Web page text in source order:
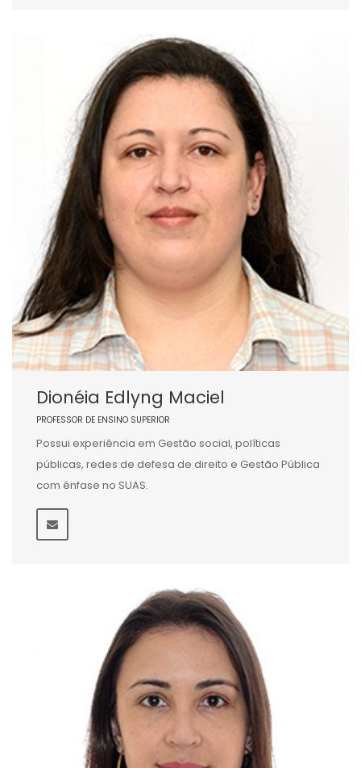
Dionéia Edlyng Maciel
PROFESSOR DE ENSINO SUPERIOR
Possui experiência em Gestão social, políticas
públicas, redes de defesa de direito e Gestão Pública
com ênfase no SUAS.